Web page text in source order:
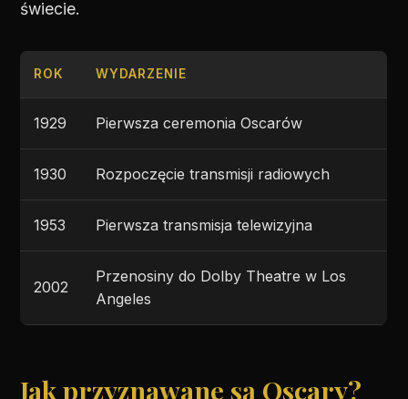
świecie.
ROK WYDARZENIE
1929 Pierwsza ceremonia Oscarów
1930 Rozpoczęcie transmisji radiowych
1953 Pierwsza transmisja telewizyjna
2002
Przenosiny do Dolby Theatre w Los
Angeles
Jak przyznawane są Oscary?